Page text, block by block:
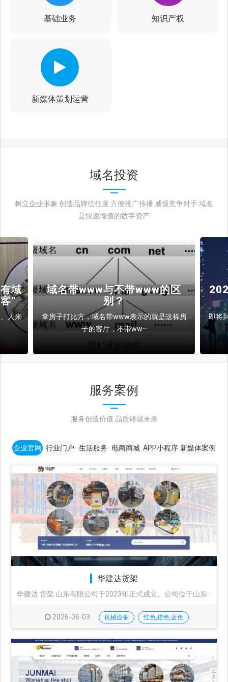
基础业务 知识产权
新媒体策划运营
域名投资
树立企业形象 创造品牌信任度 方便推广传播 威慑竞争对手 域名
是快速增值的数字资产
区
栋房
2025年：域名将在技术变革中
占主导地位
即将到来的2025年，我们将共同见证内容创作
者、品牌和企业在···
服务案例
服务创造价值 品质铸就未来
企业官网 行业门户 生活服务 电商商城 APP小程序 新媒体案例
华建达货架
华建达 货架 山东有限公司于2023年正式成立。公司位于山东···
2026-06-03 机械设备 红色,橙色,蓝色